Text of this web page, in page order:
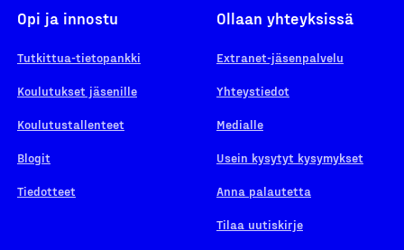
Opi ja innostu
Tutkittua-tietopankki
Koulutukset jäsenille
Koulutustallenteet
Blogit
Tiedotteet
Ollaan yhteyksissä
Extranet-jäsenpalvelu
Yhteystiedot
Medialle
Usein kysytyt kysymykset
Anna palautetta
Tilaa uutiskirje